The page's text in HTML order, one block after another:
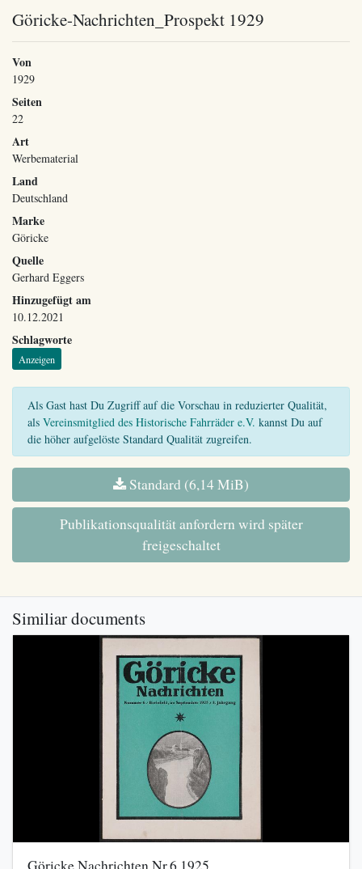
Göricke-Nachrichten_Prospekt 1929
Von
1929
Seiten
22
Art
Werbematerial
Land
Deutschland
Marke
Göricke
Quelle
Gerhard Eggers
Hinzugefügt am
10.12.2021
Schlagworte
Anzeigen
Als Gast hast Du Zugriff auf die Vorschau in reduzierter Qualität,
als Vereinsmitglied des Historische Fahrräder e.V. kannst Du auf
die höher aufgelöste Standard Qualität zugreifen.
Standard (6,14 MiB)
Publikationsqualität anfordern wird später
freigeschaltet
Similiar documents
Göricke Nachrichten Nr.6 1925